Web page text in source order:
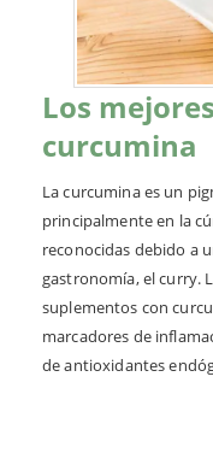
Los
curcumina
La curcumina es un
principalmente en la
reconocidas debido a
gastronomía, el curry.
suplementos con
marcadores de
de antioxidantes